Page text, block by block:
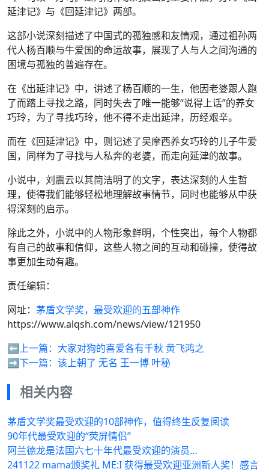
延津记》与《回延津记》两部。
这部小说深刻描述了中国式的孤独感和友情观，通过祖孙两
代人杨百顺与牛爱国的命运故事，展现了人与人之间沟通的
困境与孤独的普遍存在。
在《出延津记》中，讲述了杨百顺的一生，他因老婆跟人跑
了而踏上寻找之路，同时失去了唯一能够“说得上话”的养女
巧玲，为了寻找巧玲，他不得不走出延津，历经艰辛。
而在《回延津记》中，则记述了吴摩西养女巧玲的儿子牛爱
国，同样为了寻找与人私奔的老婆，而走向延津的故事。
小说中，刘震云以其简洁明了的文字，表达深刻的人生哲
理，使得我们能够轻松地理解故事情节，同时也能够从中获
得深刻的启示。
除此之外，小说中的人物形象鲜明，个性突出，每个人物都
有自己的故事和信仰，这些人物之间的互动和碰撞，使得故
事更加生动有趣。
责任编辑：
网址： 茅盾文学奖，最受欢迎的五部神作
https://www.alqsh.com/news/view/121950
⬅️上一篇： 大家对狗的喜爱各有千秋 黄飞鸿之
➡️下一篇： 该上朝了 无名 王一博 叶秘
相关内容
茅盾文学奖最受欢迎的10部神作，值得终生反复阅读
90年代最受欢迎的“荧屏情侣”
阿兰德龙是法国六七十年代最受欢迎的演员…
241122 mama颁奖礼 ME:I 获得最受欢迎亚洲新人奖！感言